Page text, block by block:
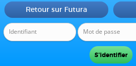
Retour sur Futura